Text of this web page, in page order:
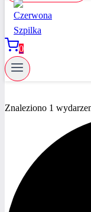
0
Znaleziono 1